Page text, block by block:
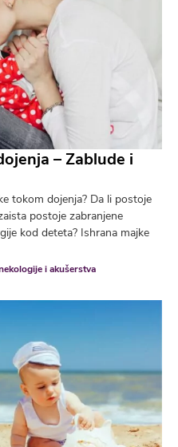
– Zablude i
tokom dojenja? Da li postoje
postoje zabranjene
kod deteta? Ishrana majke
i akušerstva